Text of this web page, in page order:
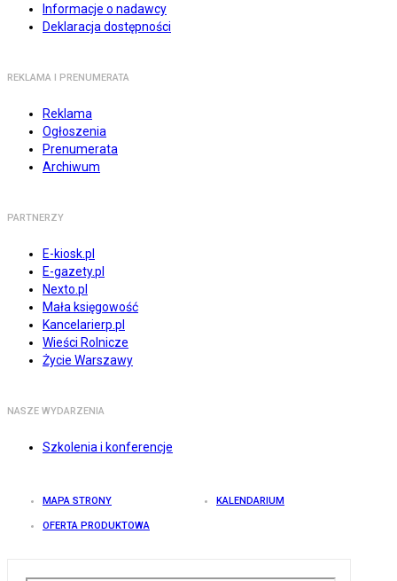
Informacje o nadawcy
Deklaracja dostępności
REKLAMA I PRENUMERATA
Reklama
Ogłoszenia
Prenumerata
Archiwum
PARTNERZY
E-kiosk.pl
E-gazety.pl
Nexto.pl
Mała księgowość
Kancelarierp.pl
Wieści Rolnicze
Życie Warszawy
NASZE WYDARZENIA
Szkolenia i konferencje
MAPA STRONY KALENDARIUM
OFERTA PRODUKTOWA